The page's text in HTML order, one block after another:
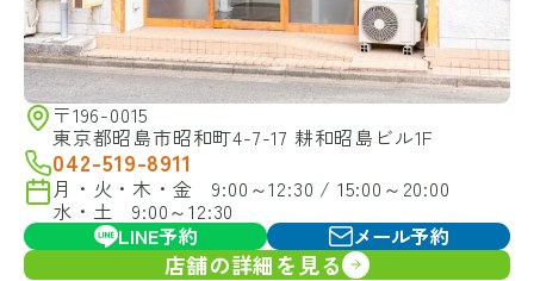
〒196-0015
東京都昭島市昭和町4-7-17 耕和昭島ビル1F
042-519-8911
月・火・木・金 9:00～12:30 / 15:00～20:00
水・土 9:00～12:30
LINE予約
メール予約
店舗の詳細を見る